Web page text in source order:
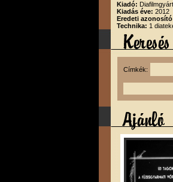
Kiadó:
Kiadás éve: 2012
Eredeti
Technika: 1
Címkék: